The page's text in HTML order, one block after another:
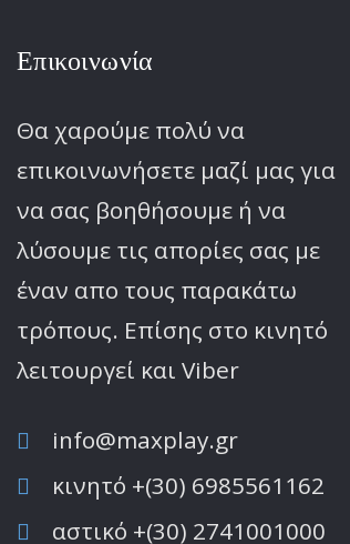
Επικοινωνία
Θα χαρούμε πολύ να
επικοινωνήσετε μαζί μας για
να σας βοηθήσουμε ή να
λύσουμε τις απορίες σας με
έναν απο τους παρακάτω
τρόπους. Επίσης στο κινητό
λειτoυργεί και Viber
info@maxplay.gr
κινητό +(30) 6985561162
αστικό +(30) 2741001000